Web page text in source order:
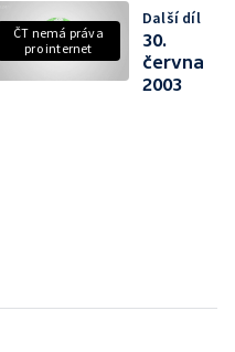
ČT nemá práva
pro internet
Další díl
30.
června
2003